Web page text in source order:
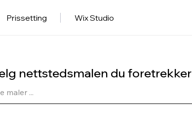
Prissetting Wix Studio
nettstedsmalen du foretrekker